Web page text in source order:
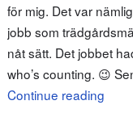
för mig. Det var
jobb som
nåt sätt. Det jobbet
who’s counting. 😉
Continue reading